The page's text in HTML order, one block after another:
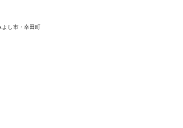
よし市・幸田町